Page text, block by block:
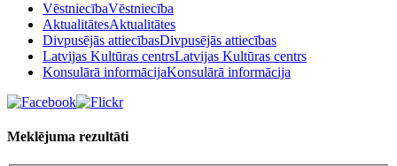
VēstniecībaVēstniecība
AktualitātesAktualitātes
Divpusējās attiecībasDivpusējās attiecības
Latvijas Kultūras centrsLatvijas Kultūras centrs
Konsulārā informācijaKonsulārā informācija
Meklējuma rezultāti